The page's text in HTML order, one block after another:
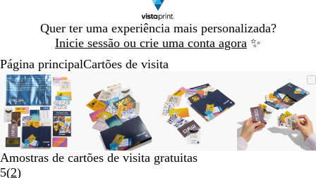
Quer ter uma experiência mais personalizada?
Inicie sessão ou crie uma conta agora ✨
Diapositivo
1
Página principalCartões de visita
Imagem
dimensionável
Dimensionada
para
mínimo
Clique
para
expandir
Utilize
as
teclas
de
menos
e
dimensionável
para
mínimo
para
expandir
as
teclas
de
menos
e
dimensionável
para
mínimo
para
expandir
as
teclas
de
menos
para
mínimo
Clique
para
Utilize
as
teclas
de
menos
Diapositivo
de
4
Amostras de cartões de visita gratuitas
5(2Ler
)